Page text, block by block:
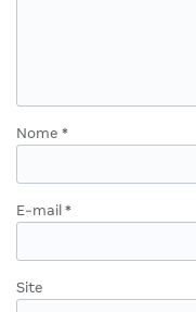
Nome *
E-mail *
Site